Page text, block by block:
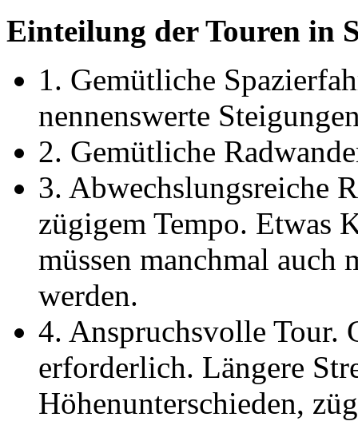
Einteilung der Touren in
1. Gemütliche
nennenswerte
2. Gemütliche
3. Abwechslungsreiche
zügigem Tempo. Etwas
müssen manchmal auch
werden.
4. Anspruchsvolle Tour.
erforderlich. Längere
Höhenunterschieden,